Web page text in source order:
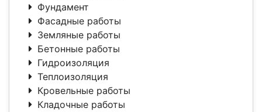
Фундамент
Фасадные работы
Земляные работы
Бетонные работы
Гидроизоляция
Теплоизоляция
Кровельные работы
Кладочные работы